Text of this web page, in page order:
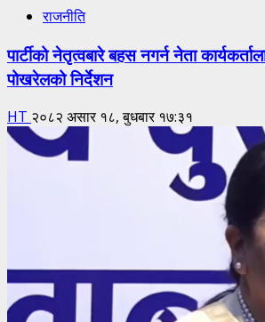
राजनीति
पार्टीको नेतृत्वबारे बहस नगर्न नेता
पोखरेलको निर्देशन
HT २०८२ असार १८, बुधबार १७:३१